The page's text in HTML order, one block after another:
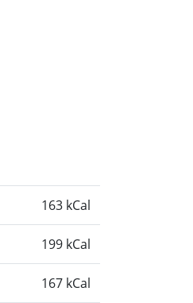
163 kCal
199 kCal
167 kCal